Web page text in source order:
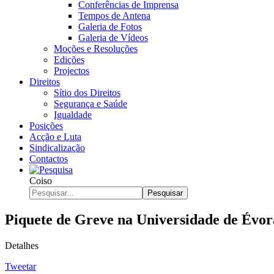
Conferências de Imprensa
Tempos de Antena
Galeria de Fotos
Galeria de Vídeos
Moções e Resoluções
Edições
Projectos
Direitos
Sítio dos Direitos
Segurança e Saúde
Igualdade
Posições
Acção e Luta
Sindicalização
Contactos
Coiso
Pesquisar
Piquete de Greve na Universidade de
Detalhes
Tweetar